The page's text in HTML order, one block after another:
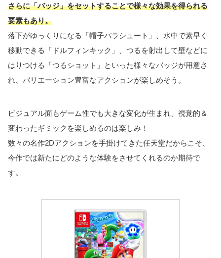
さらに「バッジ」をセットすることで様々な効果を得られる
要素もあり。
落下がゆっくりになる「帽子パラシュート」、水中で素早く
移動できる「ドルフィンキック」、つるを射出して壁などに
はりつける「つるショット」といった様々なバッジが用意さ
れ、バリエーション豊富なアクションが楽しめそう。
ビジュアル面もゲーム性でも大きな変化が生まれ、視覚的＆
変わったギミックを楽しめるのは楽しみ！
数々の名作2Dアクションを手掛けてきた任天堂だからこそ、
今作では新たにどのような体験をさせてくれるのか期待で
す。